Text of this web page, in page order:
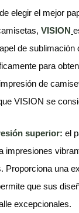
elegir el mejor
VISION
de sublimación
para
de
VISION se
superior: el
impresiones
Proporciona una
que sus
excepcionales.